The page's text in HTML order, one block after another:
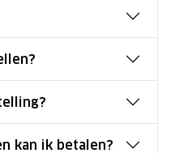
kan ik betalen?